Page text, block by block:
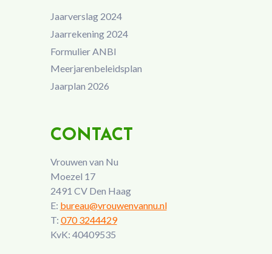
Jaarverslag 2024
Jaarrekening 2024
Formulier ANBI
Meerjarenbeleidsplan
Jaarplan 2026
CONTACT
Vrouwen van Nu
Moezel 17
2491 CV Den Haag
E: bureau@vrouwenvannu.nl
T: 070 3244429
KvK: 40409535